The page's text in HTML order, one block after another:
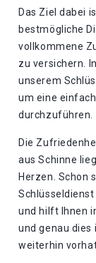
Das Ziel dabei
bestmögliche
vollkommene
zu versichern.
unserem
um eine
durchzuführen.
Die
aus Schinne
Herzen. Schon
und hilft Ihnen
und genau dies
weiterhin